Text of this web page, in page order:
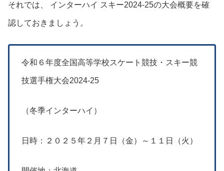
それでは、 インターハイ スキー2024-25の大会概要を確
認しておきましょう。
令和６年度全国高等学校スケート競技・スキー競
技選手権大会2024-25
（冬季インターハイ）
日時：２０２５年２月７日（金）～１１日（火）